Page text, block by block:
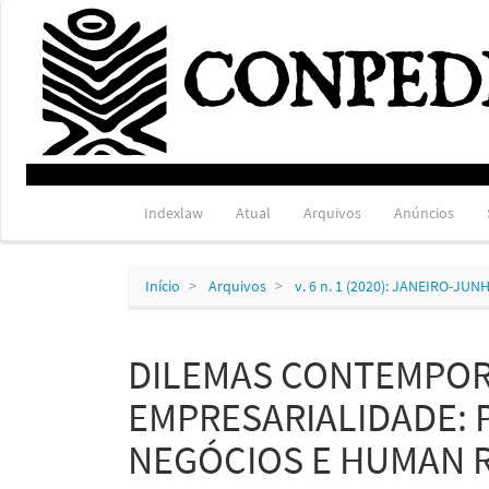
Navegação
Principal
Conteúdo
principal
Barra
Lateral
Indexlaw Atual Arquivos Anúncios
Início Arquivos v. 6 n. 1 (2020): JANEIRO-
DILEMAS
EMPRESARIALIDADE:
NEGÓCIOS E HUMAN